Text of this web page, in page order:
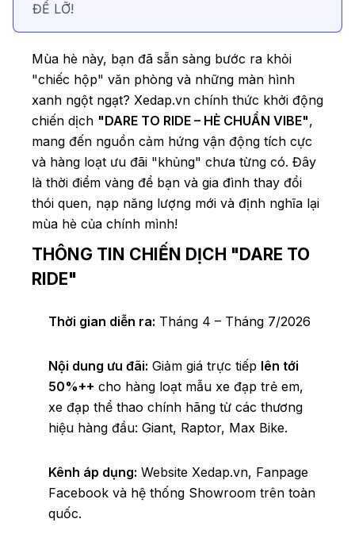
ĐỂ LỠ!
Mùa hè này, bạn đã sẵn sàng bước ra khỏi
"chiếc hộp" văn phòng và những màn hình
xanh ngột ngạt? Xedap.vn chính thức khởi động
chiến dịch "DARE TO RIDE – HÈ CHUẨN VIBE",
mang đến nguồn cảm hứng vận động tích cực
và hàng loạt ưu đãi "khủng" chưa từng có. Đây
là thời điểm vàng để bạn và gia đình thay đổi
thói quen, nạp năng lượng mới và định nghĩa lại
mùa hè của chính mình!
THÔNG TIN CHIẾN DỊCH "DARE TO
RIDE"
Thời gian diễn ra: Tháng 4 – Tháng 7/2026
Nội dung ưu đãi: Giảm giá trực tiếp lên tới
50%++ cho hàng loạt mẫu xe đạp trẻ em,
xe đạp thể thao chính hãng từ các thương
hiệu hàng đầu: Giant, Raptor, Max Bike.
Kênh áp dụng: Website Xedap.vn, Fanpage
Facebook và hệ thống Showroom trên toàn
quốc.